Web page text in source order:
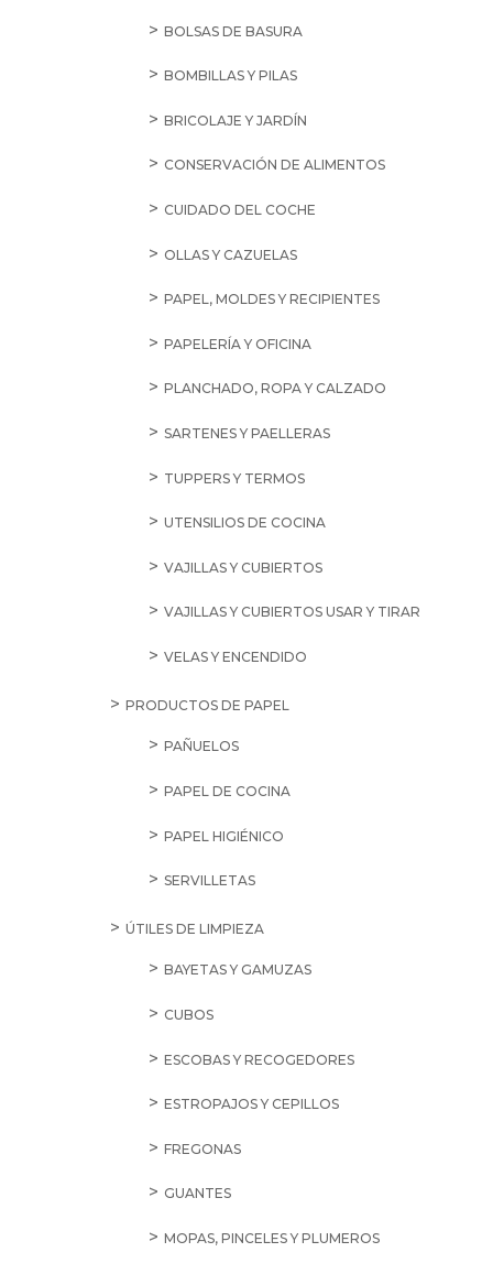
BOLSAS DE BASURA
BOMBILLAS Y PILAS
BRICOLAJE Y JARDÍN
CONSERVACIÓN DE ALIMENTOS
CUIDADO DEL COCHE
OLLAS Y CAZUELAS
PAPEL, MOLDES Y RECIPIENTES
PAPELERÍA Y OFICINA
PLANCHADO, ROPA Y CALZADO
SARTENES Y PAELLERAS
TUPPERS Y TERMOS
UTENSILIOS DE COCINA
VAJILLAS Y CUBIERTOS
VAJILLAS Y CUBIERTOS USAR Y TIRAR
VELAS Y ENCENDIDO
PRODUCTOS DE PAPEL
PAÑUELOS
PAPEL DE COCINA
PAPEL HIGIÉNICO
SERVILLETAS
ÚTILES DE LIMPIEZA
BAYETAS Y GAMUZAS
CUBOS
ESCOBAS Y RECOGEDORES
ESTROPAJOS Y CEPILLOS
FREGONAS
GUANTES
MOPAS, PINCELES Y PLUMEROS